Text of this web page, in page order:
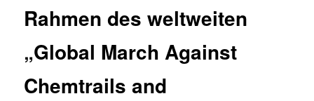
Rahmen des weltweiten
„Global March Against
Chemtrails and